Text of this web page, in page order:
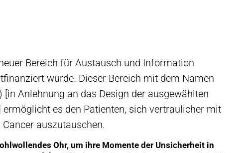
Bereich für Austausch und Information
wurde. Dieser Bereich mit dem Namen
[in Anlehnung an das Design der ausgewählten
es den Patienten, sich vertraulicher mit
auszutauschen.
Ohr, um ihre Momente der Unsicherheit in